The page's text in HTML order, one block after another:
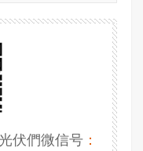
伏們微信号 ：